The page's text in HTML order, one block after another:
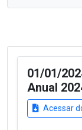
01/01/
Anual
Acessar